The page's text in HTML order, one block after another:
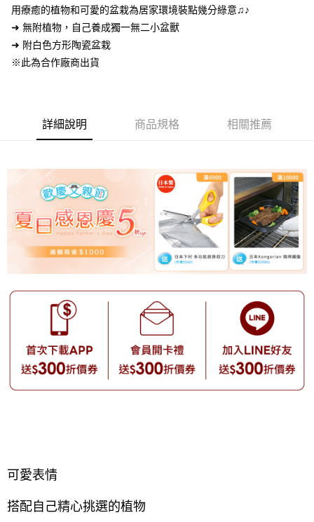
流程，驗證手機門號後，選擇欲分期的期數、繳款截止日，確認付款後即完
成交易。
3.實際核准額度、可分期數及費用金額請依後續交易確認頁面所載為準。
4.訂單成立30分鐘內，如未前往確認交易或遇審核未通過，訂單將自動取
消。如遇「轉專審核」未通過狀況，表示未達大哥付你分期系統評分，恕無
2.透過簡訊連結打開帳單後，可選擇「超商條碼／台灣大直營門市／銀行轉
帳／街口支付／iPASS MONEY」等通路繳費。
1.本服務係由「台灣大哥大股份有限公司」（以下簡稱本公司）所提供，讓
用戶於交易時，得透過本服務購買商品或服務，並由商店將買賣／分期付款
買賣價金債權讓與本公司後，依約使用本公司帳單繳交帳款。
2.基於同意付款使用「大哥付你分期」之契約關係目的，商店將以您的個人
資料（包含姓名、電話或地址）提供予台灣大哥大進項蒐集、處理及利用，
由本公司與您本人進行分期帳單所需資料之確認、核對及更正。
3.完整用戶服務條款，請詳閱以下連結：https://oppay.tw/userRule
運送方式
宅配【父親節大回饋】限時$299免運
每筆NT$150，滿NT$299(含以上)免運費
用療癒的植物和可愛的盆栽為居家環境裝點幾分綠意♫♪
➜ 無附植物，自己養成獨一無二小盆獸
➜ 附白色方形陶瓷盆栽
※此為合作廠商出貨
詳細說明 商品規格 相關推薦
可愛表情
搭配自己精心挑選的植物